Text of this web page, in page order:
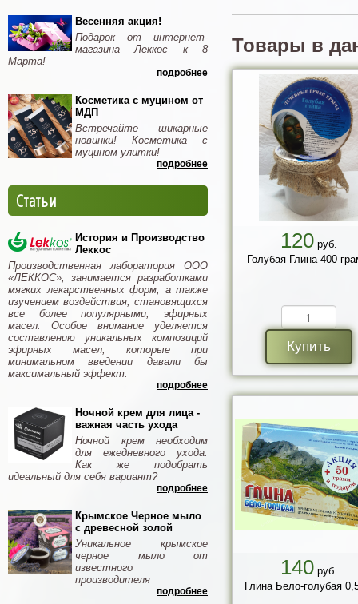
Весенняя акция!
Подарок от интернет-
магазина Леккос к 8
Марта!
подробнее
Косметика с муцином от
МДП
Встречайте шикарные
новинки! Косметика с
муцином улитки!
подробнее
Статьи
История и Производство
Леккос
Производственная лаборатория ООО
«ЛЕККОС», занимается разработками
мягких лекарственных форм, а также
изучением воздействия, становящихся
все более популярными, эфирных
масел. Особое внимание уделяется
составлению уникальных композиций
эфирных масел, которые при
минимальном введении давали бы
максимальный эффект.
подробнее
Ночной крем для лица -
важная часть ухода
Ночной крем необходим
для ежедневного ухода.
Как же подобрать
идеальный для себя вариант?
подробнее
Крымское Черное мыло
с древесной золой
Уникальное крымское
черное мыло от
известного
производителя
подробнее
Товары в
120руб.
Голубая Глина 400
Купить
140руб.
Глина Бело-голубая